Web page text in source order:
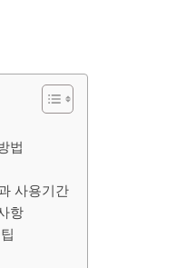
법
사용기간
항